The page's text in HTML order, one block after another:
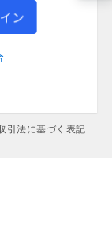
引法に基づく表記